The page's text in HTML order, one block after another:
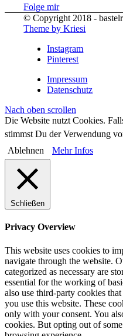
Folge mir
© Copyright 2018 -
Theme by Kriesi
Instagram
Pinterest
Impressum
Datenschutz
Nach oben scrollen
Die Website nutzt Cookies.
stimmst Du der Verwendung
Ablehnen
Mehr Infos
Schließen
Privacy Overview
This website uses cookies to
navigate through the website.
categorized as necessary are
essential for the working of
also use third-party cookies
you use this website. These
only with your consent. You
cookies. But opting out of